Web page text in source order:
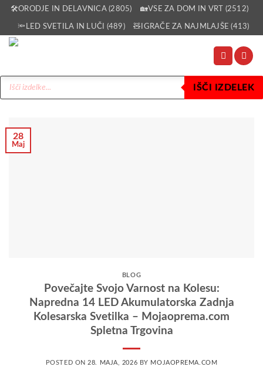
Skoči
vsebino
🛠️ORODJE IN DELAVNICA (2805) 🏡VSE ZA DOM IN VRT (2512)
🔦LED SVETILA IN LUČI (489) 🧸IGRAČE ZA NAJMLAJŠE (413)
Products
search
IŠČI IZDELEK
28
Maj
BLOG
Povečajte Svojo Varnost na Kolesu:
Napredna 14 LED Akumulatorska Zadnja
Kolesarska Svetilka – Mojaoprema.com
Spletna Trgovina
POSTED ON 28. MAJA, 2026 BY MOJAOPREMA.COM